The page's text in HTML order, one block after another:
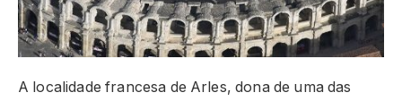
A localidade francesa de Arles, dona de uma das